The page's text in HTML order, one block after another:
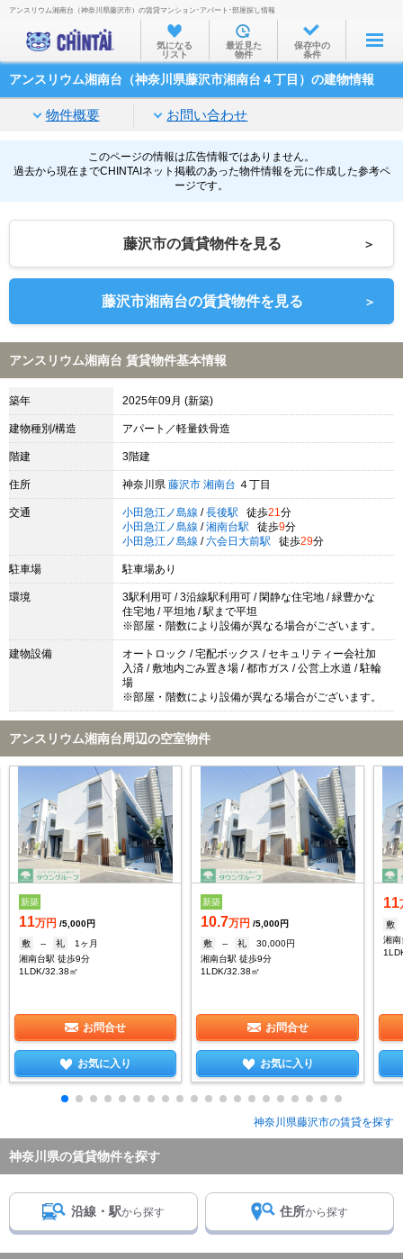
お部屋を探す
沿線・駅から
家賃相場から
通勤通学時間から
物件特集から
不動産会社から
TOP
アンスリウム湘南台（神奈川県藤沢市）の賃貸マンション･アパート･部屋探し情報
気になる
リスト
最近見た
物件
保存中の
条件
アンスリウム湘南台（神奈川県藤沢市湘南台４丁目）の建物情報
物件概要 お問い合わせ
このページの情報は広告情報ではありません。
過去から現在までCHINTAIネット掲載のあった物件情報を元に作成した参考ペ
ージです。
藤沢市の賃貸物件を見る ＞
藤沢市湘南台の賃貸物件を見る ＞
アンスリウム湘南台 賃貸物件基本情報
築年 2025年09月 (新築)
建物種別/構造 アパート／軽量鉄骨造
階建 3階建
住所 神奈川県 藤沢市 湘南台 ４丁目
交通 小田急江ノ島線 / 長後駅 徒歩21 分
小田急江ノ島線 / 湘南台駅 徒歩9分
小田急江ノ島線 / 六会日大前駅 徒歩29分
駐車場 駐車場あり
環境
3駅利用可 / 3沿線駅利用可 / 閑静な住宅地 / 緑豊かな
住宅地 / 平坦地 / 駅まで平坦
※部屋・階数により設備が異なる場合がございます。
建物設備
オートロック / 宅配ボックス / セキュリティー会社加
入済 / 敷地内ごみ置き場 / 都市ガス / 公営上水道 / 駐輪
場
※部屋・階数により設備が異なる場合がございます。
アンスリウム湘南台周辺の空室物件
新築
11万円 /5,000円
敷
-- 礼
1ヶ月
湘南台駅 徒歩9分
1LDK/32.38㎡
お問合せ
お気に入り
新築
10.7万円 /5,000円
敷
-- 礼
30,000円
湘南台駅 徒歩9分
1LDK/32.38㎡
お問合せ
お気に入り
11
敷
湘南
神奈川県藤沢市の賃貸を探す
神奈川県の賃貸物件を探す
沿線・駅から探す 住所から探す